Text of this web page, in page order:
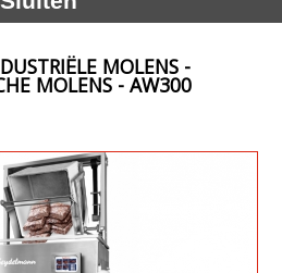
MOLENS -
MOLENS - AW300